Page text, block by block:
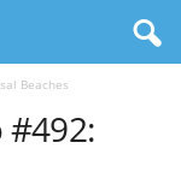
Beaches
#492: